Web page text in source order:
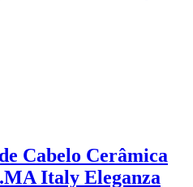
Cabelo Cerâmica
Italy Eleganza